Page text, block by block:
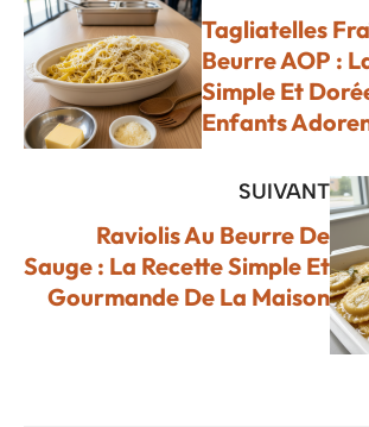
Tagliatelles
Beurre AOP :
Simple Et
Enfants
SUIVANT
Raviolis Au Beurre De
Sauge : La Recette Simple Et
Gourmande De La Maison